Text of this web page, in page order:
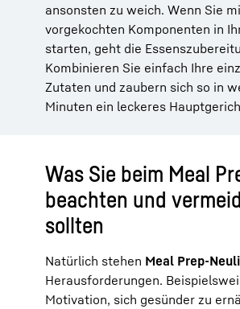
ansonsten zu weich. Wenn Sie
vorgekochten Komponenten in
starten, geht die
Kombinieren Sie einfach Ihre
Zutaten und zaubern sich so in
Minuten ein leckeres
Was Sie beim Meal
beachten und
sollten
Natürlich stehen Meal Prep-
Herausforderungen.
Motivation, sich gesünder zu